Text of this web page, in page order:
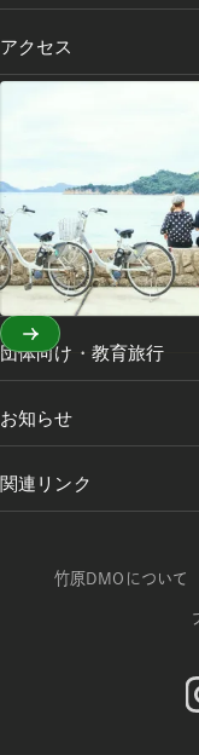
アクセス
竹原市のふるさと納税
竹原市の移住・定住の
団体向け・教育旅行
お知らせ
関連リンク
竹原DMOについて